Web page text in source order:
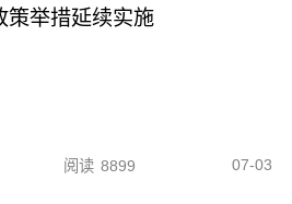
策举措延续实施
阅读 8899 07-03